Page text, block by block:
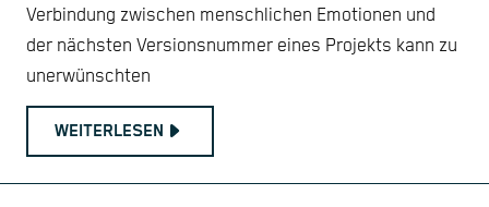
Verbindung zwischen menschlichen Emotionen und
der nächsten Versionsnummer eines Projekts kann zu
unerwünschten
WEITERLESEN